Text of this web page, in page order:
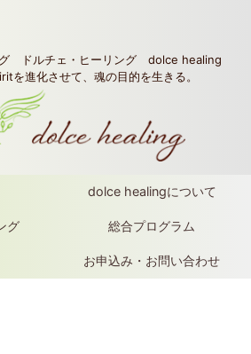
グ ドルチェ・ヒーリング dolce healing
を進化させて、魂の目的を生きる。
dolce healingについて
グ 総合プログラム
お申込み・お問い合わせ